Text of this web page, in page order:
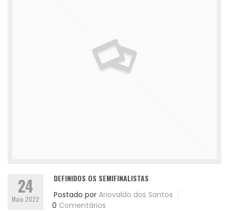
24
Maio 2022
DEFINIDOS OS SEMIFINALISTAS
Postado por Ariovaldo dos Santos
0 Comentários